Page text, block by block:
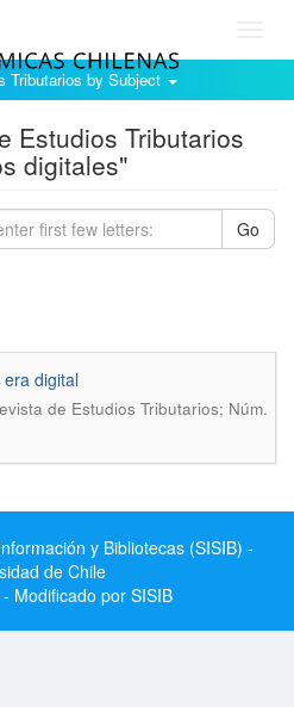
Tributarios by Subject
Estudios Tributarios
digitales"
Go
era digital
de Estudios Tributarios; Núm.
y Bibliotecas (SISIB) -
de Chile
Modificado por SISIB